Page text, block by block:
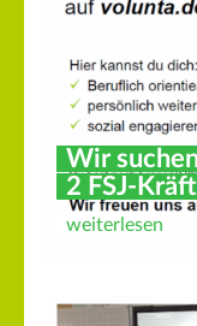
Wir
2 FSJ-
weiterlesen